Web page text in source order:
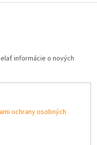
informácie o nových
ochrany osobných